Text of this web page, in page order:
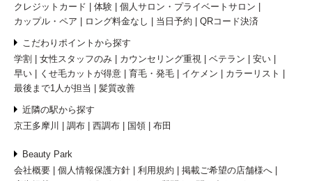
クレジットカード
体験
個人サロン・プライベートサロン
カップル・ペア
ロング料金なし 当日予約 QRコード決済
こだわりポイントから探す
学割
女性スタッフのみ カウンセリング重視 ベテラン
安い
早い
くせ毛カットが得意 育毛・発毛 イケメン
カラーリスト
最後まで1人が担当
髪質改善
近隣の駅から探す
京王多摩川
調布 西調布 国領 布田
Beauty Park
会社概要
個人情報保護方針 利用規約
掲載ご希望の店舗様へ